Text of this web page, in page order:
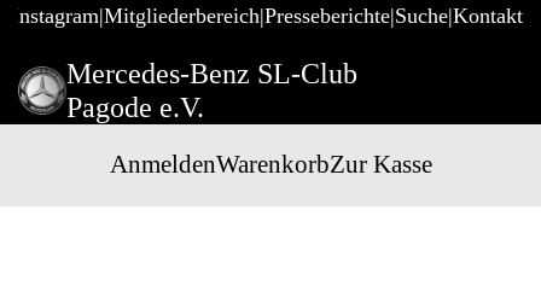
Mitgliederbereich Presseberichte Suche Kontakt
Mercedes-Benz SL-Club
Pagode e.V.
AnmeldenWarenkorbZur Kasse